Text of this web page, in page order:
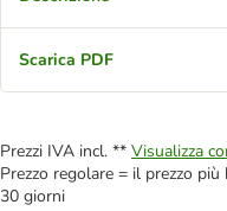
Scarica PDF
Prezzi IVA incl. ** Visualizza
Prezzo regolare = il prezzo
30 giorni